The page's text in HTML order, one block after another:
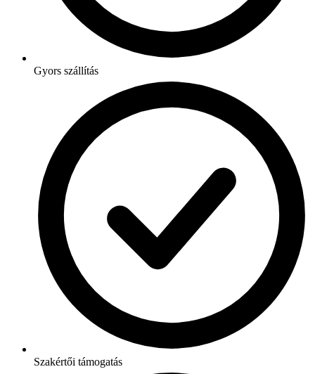
Gyors szállítás
Szakértői támogatás